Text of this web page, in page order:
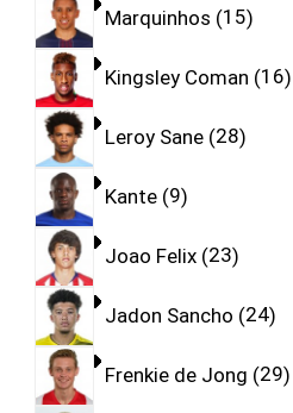
Marquinhos 15
Kingsley Coman 16
Leroy Sane 28
Kante 9
Joao Felix 23
Jadon Sancho 24
Frenkie de Jong 29